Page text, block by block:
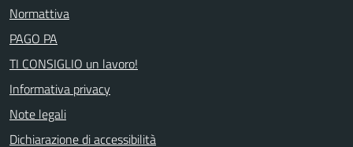
Normattiva
PAGO PA
TI CONSIGLIO un lavoro!
Informativa privacy
Note legali
Dichiarazione di accessibilità